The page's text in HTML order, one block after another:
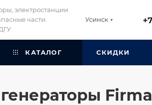
электростанции
части.
Усинск
КАТАЛОГ СКИДКИ